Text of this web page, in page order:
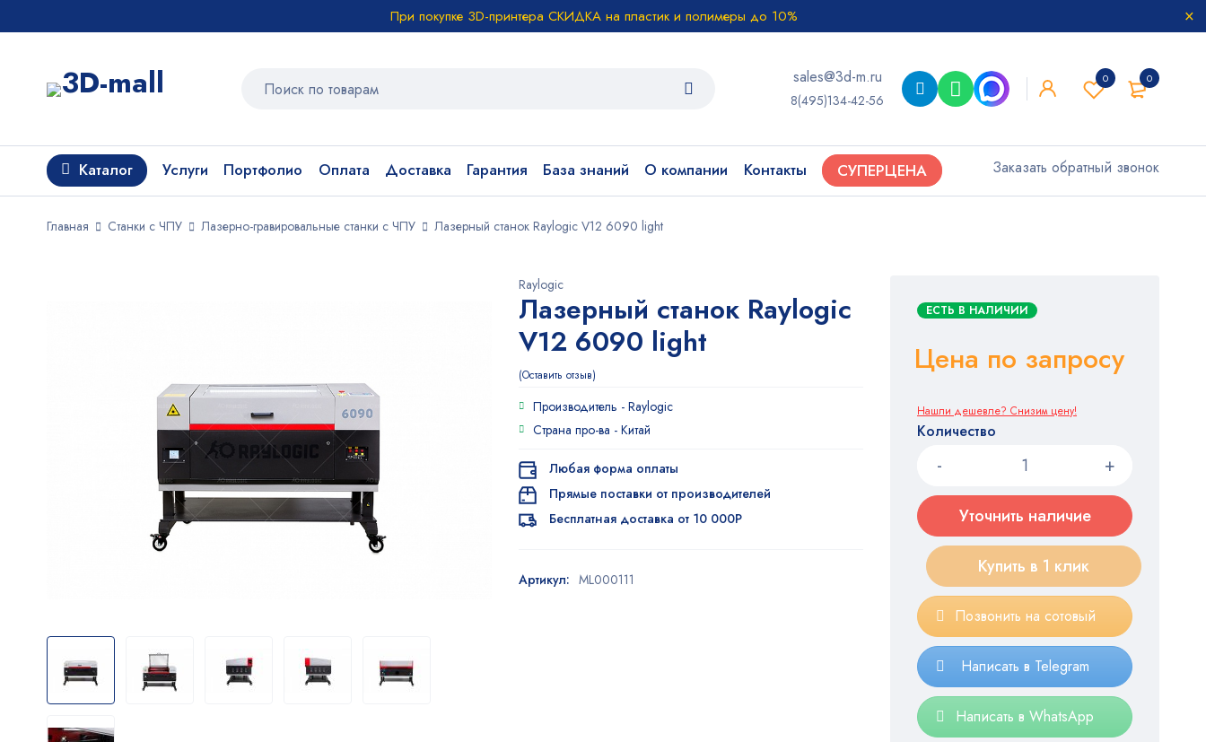
При покупке 3D-принтера СКИДКА на пластик и полимеры до 10%
0
0
sales@3d-m.ru
8(495)134-42-56
Каталог Услуги Портфолио Оплата Доставка Гарантия База знаний О компании Контакты СУПЕРЦЕНА Заказать обратный звонок
Главная Станки с ЧПУ Лазерно-гравировальные станки с ЧПУ Лазерный станок Raylogic V12 6090 light
Raylogic
Лазерный станок Raylogic
V12 6090 light
Оставить отзыв
Производитель - Raylogic
Страна про-ва - Китай
ЕСТЬ В НАЛИЧИИ
Цена по запросу
Нашли дешевле? Снизим цену!
Количество
Уточнить наличие
Купить в 1 клик
Позвонить на сотовый
Написать в Telegram
Написать в WhatsApp
Любая форма оплаты
Прямые поставки от производителей
Бесплатная доставка от 10 000Р
Артикул: ML000111